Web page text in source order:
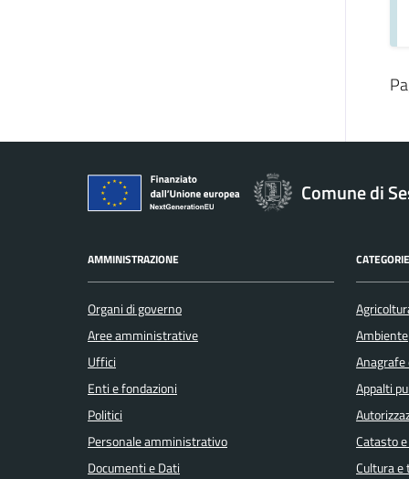
Comune di
AMMINISTRAZIONE
Organi di governo
Aree amministrative
Uffici
Enti e fondazioni
Politici
Personale amministrativo
Documenti e Dati
Ambiente
Appalti
Catasto
Cultura e